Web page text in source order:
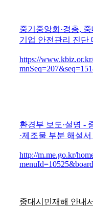
중기중앙회 ·경총,
기업 안전관리 진단
https://
환경부 보도·설명 -
·제조물 부분 해설서
http://m.me.go.kr/
중대시민재해 안내서